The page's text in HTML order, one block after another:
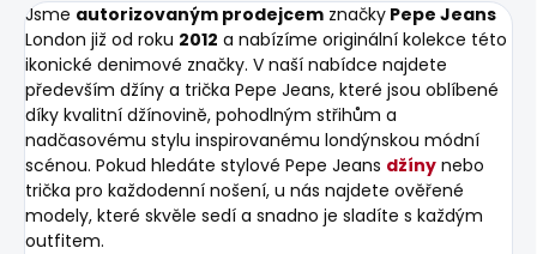
Jsme autorizovaným prodejcem značky Pepe Jeans
London již od roku 2012 a nabízíme originální kolekce této
ikonické denimové značky. V naší nabídce najdete
především džíny a trička Pepe Jeans, které jsou oblíbené
díky kvalitní džínovině, pohodlným střihům a
nadčasovému stylu inspirovanému londýnskou módní
scénou. Pokud hledáte stylové Pepe Jeans džíny nebo
trička pro každodenní nošení, u nás najdete ověřené
modely, které skvěle sedí a snadno je sladíte s každým
outfitem.